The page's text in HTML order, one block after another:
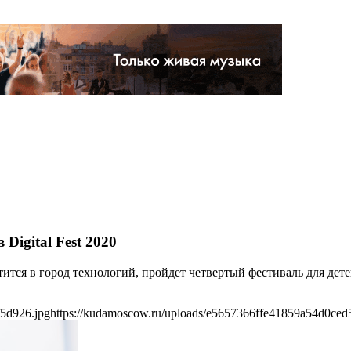
Digital Fest 2020
в город технологий, пройдет четвертый фестиваль для
https://kudamoscow.ru/uploads/